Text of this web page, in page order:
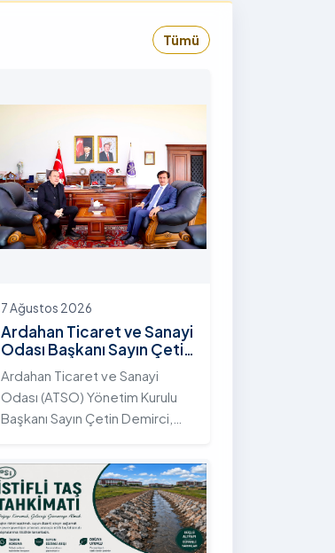
Tümü
7 Ağustos 2026
Ardahan Ticaret ve Sanayi
Odası Başkanı Sayın Çetin
Demirci Rektörümüzü
Ziyaret Etti
Ardahan Ticaret ve Sanayi
Odası (ATSO) Yönetim Kurulu
Başkanı Sayın Çetin Demirci,
Öztürk Emiroğlu’nu makamında
ziyaret etti. Ziyarette,
üniversite ile kent sanayisi ve
ticaret odası arasındaki iş birliği
imkânları ele alınırken,